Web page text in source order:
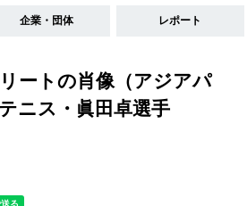
企業・団体 レポート
ートの肖像（アジアパ
ニス・眞田卓選手